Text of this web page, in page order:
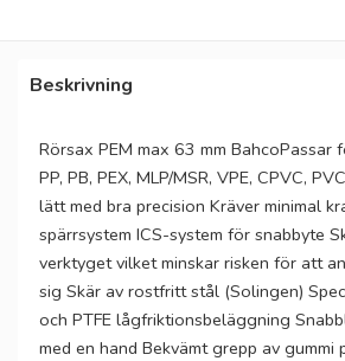
Beskrivning
Rörsax PEM max 63 mm BahcoPassar
PP, PB, PEX, MLP/MSR, VPE, CPVC,
lätt med bra precision Kräver minimal
spärrsystem ICS-system för snabbyte
verktyget vilket minskar risken för att
sig Skär av rostfritt stål (Solingen)
och PTFE lågfriktionsbeläggning
med en hand Bekvämt grepp av gummi